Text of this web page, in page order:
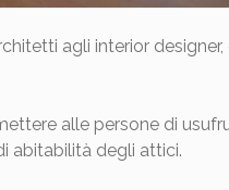
agli interior
alle persone di
abitabilità degli attici.